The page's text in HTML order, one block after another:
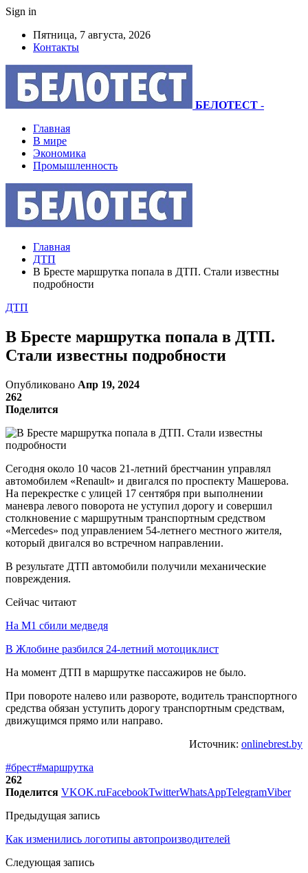
Sign in
Пятница, 7 августа, 2026
Контакты
БЕЛОТЕСТ -
Главная
В мире
Экономика
Промышленность
Главная
ДТП
В Бресте маршрутка попала в ДТП. Стали известны
подробности
ДТП
В Бресте маршрутка попала в ДТП.
Стали известны подробности
Опубликовано Апр 19, 2024
262
Поделится
Сегодня около 10 часов 21-летний брестчанин управлял
автомобилем «Renault» и двигался по проспекту Машерова.
На перекрестке с улицей 17 сентября при выполнении
маневра левого поворота не уступил дорогу и совершил
столкновение с маршрутным транспортным средством
«Mercedes» под управлением 54-летнего местного жителя,
который двигался во встречном направлении.
В результате ДТП автомобили получили механические
повреждения.
Сейчас читают
На М1 сбили медведя
В Жлобине разбился 24-летний мотоциклист
На момент ДТП в маршрутке пассажиров не было.
При повороте налево или развороте, водитель транспортного
средства обязан уступить дорогу транспортным средствам,
движущимся прямо или направо.
Источник: onlinebrest.by
#брест#маршрутка
262
Поделится VKOK.ruFacebookTwitterWhatsAppTelegramViber
Предыдущая запись
Как изменились логотипы автопроизводителей
Следующая запись